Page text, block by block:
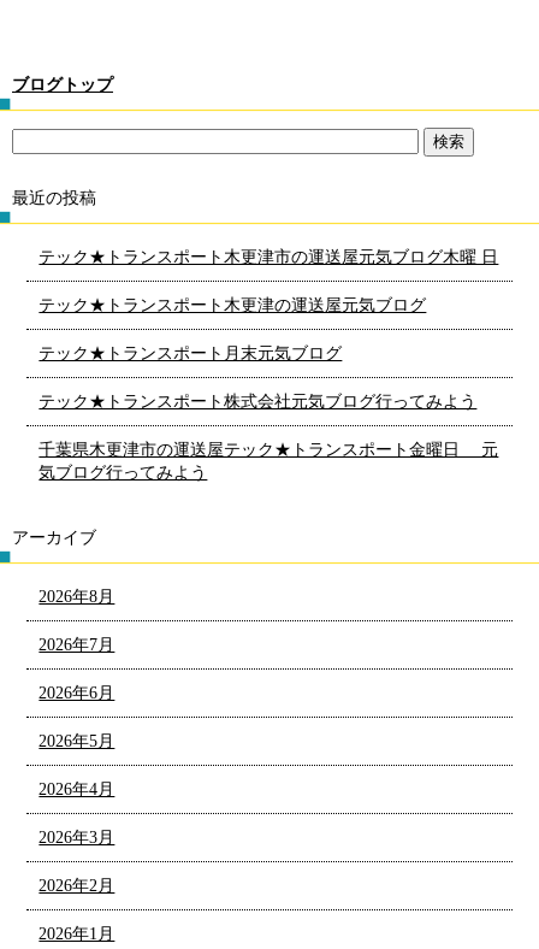
ブログトップ
最近の投稿
テック★トランスポート木更津市の運送屋元気ブログ木曜 日
テック★トランスポート木更津の運送屋元気ブログ
テック★トランスポート月末元気ブログ
テック★トランスポート株式会社元気ブログ行ってみよう
千葉県木更津市の運送屋テック★トランスポート金曜日 元
気ブログ行ってみよう
アーカイブ
2026年8月
2026年7月
2026年6月
2026年5月
2026年4月
2026年3月
2026年2月
2026年1月